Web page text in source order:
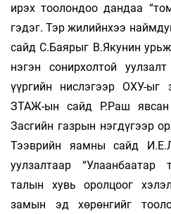
ирэх тоолондоо дандаа
гэдэг. Тэр жилийнхээ
сайд С.Баярыг В.Якунин
нэгэн сонирхолтой
үүргийн нислэгээр ОХУ-ыг
ЗТАЖ-ын сайд Р.Раш
Засгийн газрын нэгдүгээр
Тээврийн яамны сайд
уулзалтаар
талын хувь оролцоог
замын эд хөрөнгийг